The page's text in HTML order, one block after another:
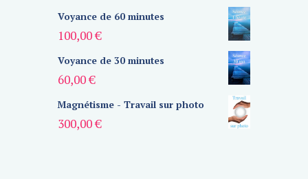
Voyance de 60 minutes
100,00€
Voyance de 30 minutes
60,00€
Magnétisme - Travail sur photo
300,00€